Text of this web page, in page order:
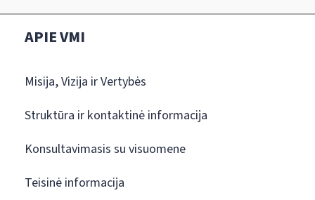
APIE VMI
Misija, Vizija ir Vertybės
Struktūra ir kontaktinė informacija
Konsultavimasis su visuomene
Teisinė informacija